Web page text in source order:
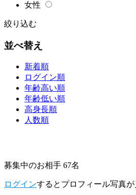
女性
絞り込む
並べ替え
新着順
ログイン順
年齢高い順
年齢低い順
高身長順
人数順
募集中のお相手 67名
ログインするとプロフィール写真